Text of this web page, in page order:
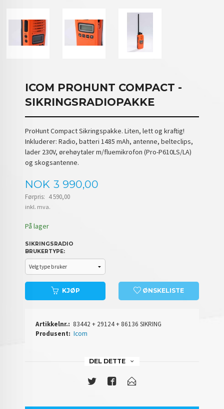
ICOM PROHUNT COMPACT -
SIKRINGSRADIOPAKKE
ProHunt Compact Sikringspakke. Liten, lett og kraftig!
Inkluderer: Radio, batteri 1485 mAh, antenne, belteclips,
lader 230V, ørehøytaler m/fluemikrofon (Pro-P610LS/LA)
og skogsantenne.
Tilbud
NOK 3 990,00
Førpris: 4 590,00
Rabatt
inkl. mva.
På lager
SIKRINGSRADIO
BRUKERTYPE:
KJØP ØNSKELISTE
Artikkelnr.: 83442 + 29124 + 86136 SIKRING
Produsent: Icom
DEL DETTE